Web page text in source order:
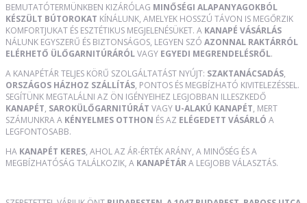
BEMUTATÓTERMÜNKBEN KIZÁRÓLAG MINŐSÉGI ALAPANYAGOKBÓL
KÉSZÜLT BÚTOROKAT KÍNÁLUNK, AMELYEK HOSSZÚ TÁVON IS MEGŐRZIK
KOMFORTJUKAT ÉS ESZTÉTIKUS MEGJELENÉSÜKET. A KANAPÉ VÁSÁRLÁS
NÁLUNK EGYSZERŰ ÉS BIZTONSÁGOS, LEGYEN SZÓ AZONNAL RAKTÁRRÓL
ELÉRHETŐ ÜLŐGARNITÚRÁRÓLVAGY EGYEDI MEGRENDELÉSRŐL.
A KANAPÉTÁR TELJES KÖRŰ SZOLGÁLTATÁST NYÚJT: SZAKTANÁCSADÁS,
ORSZÁGOS HÁZHOZ SZÁLLÍTÁS, PONTOS ÉS MEGBÍZHATÓ KIVITELEZÉSSEL.
SEGÍTÜNK MEGTALÁLNI AZ ÖN IGÉNYEIHEZ LEGJOBBAN ILLESZKEDŐ
KANAPÉT, SAROKÜLŐGARNITÚRÁT VAGY U-ALAKÚ KANAPÉT, MERT
SZÁMUNKRA A KÉNYELMES OTTHON ÉS AZ ELÉGEDETT VÁSÁRLÓ A
LEGFONTOSABB.
HA KANAPÉT KERES, AHOL AZ ÁR-ÉRTÉK ARÁNY, A MINŐSÉG ÉS A
MEGBÍZHATÓSÁG TALÁLKOZIK, A KANAPÉTÁRA LEGJOBB VÁLASZTÁS.